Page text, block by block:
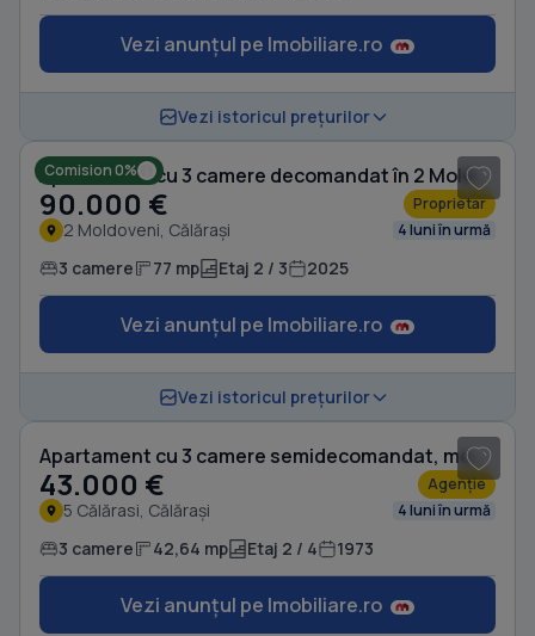
Vezi anunțul pe Imobiliare.ro
Vezi istoricul prețurilor
Comision 0% Apartament cu 3 camere decomandat în 2 Moldoveni
90.000 € Proprietar
2 Moldoveni, Călărași 4 luni în urmă
3 camere 77 mp Etaj 2 / 3 2025
Vezi anunțul pe Imobiliare.ro
Vezi istoricul prețurilor
Apartament cu 3 camere semidecomandat, mobilat în 5 Călărasi
43.000 € Agenție
5 Călărasi, Călărași 4 luni în urmă
3 camere 42,64 mp Etaj 2 / 4 1973
Vezi anunțul pe Imobiliare.ro